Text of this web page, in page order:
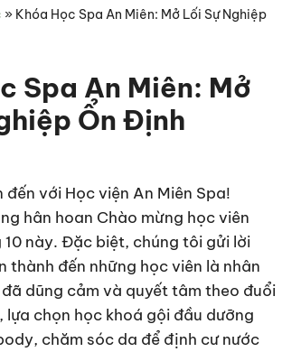
» Khóa Học Spa An Miên: Mở Lối Sự Nghiệp
Spa An Miên: Mở
Ổn Định
với Học viện An Miên Spa!
hân hoan Chào mừng học viên
này. Đặc biệt, chúng tôi gửi lời
thành đến những học viên là nhân
dũng cảm và quyết tâm theo đuổi
lựa chọn học khoá gội đầu dưỡng
chăm sóc da để định cư nước